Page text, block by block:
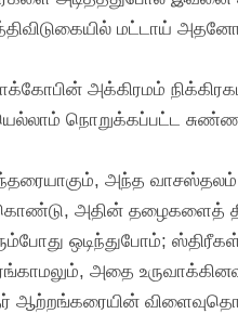
மட்டாய்
அக்கிரமம்
நொறுக்கப்பட்ட
அந்த வாசஸ்தலம்
அதின் தழைகளைத்
ஒடிந்துபோம்;
அதை
ஆற்றங்கரையின்